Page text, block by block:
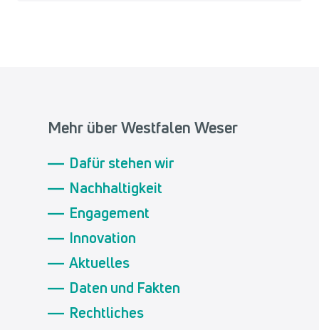
Mehr über Westfalen Weser
Dafür stehen wir
Nachhaltigkeit
Engagement
Innovation
Aktuelles
Daten und Fakten
Rechtliches